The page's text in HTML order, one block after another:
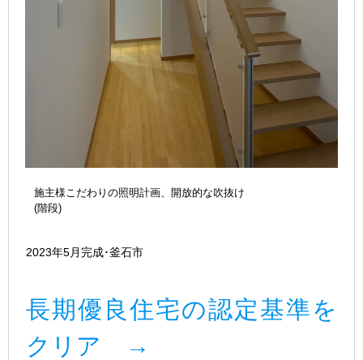
施主様こだわりの照明計画、開放的な吹抜け
(階段)
2023年5月完成･釜石市
長期優良住宅の認定基準を
クリア →